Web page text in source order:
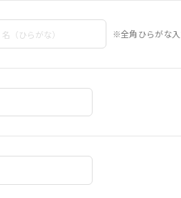
※全角ひらがな